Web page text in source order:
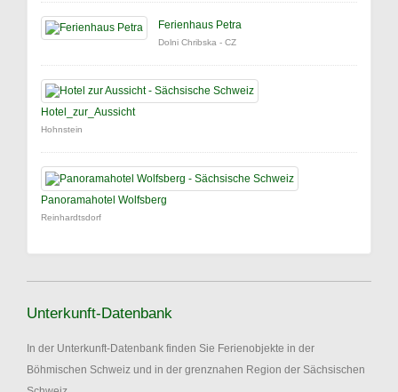
Ferienhaus Petra
Dolni Chribska - CZ
Hotel_zur_Aussicht
Hohnstein
Panoramahotel Wolfsberg
Reinhardtsdorf
Unterkunft-Datenbank
In der Unterkunft-Datenbank finden Sie Ferienobjekte in der
Böhmischen Schweiz und in der grenznahen Region der Sächsischen